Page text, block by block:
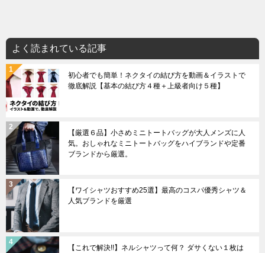
よく読まれている記事
初心者でも簡単！ネクタイの結び方を動画＆イラストで
徹底解説【基本の結び方４種＋上級者向け５種】
【厳選６品】小さめミニトートバッグが大人メンズに人
気。おしゃれなミニトートバッグをハイブランドや定番
ブランドから厳選。
【ワイシャツおすすめ25選】最高のコスパ優秀シャツ＆
人気ブランドを厳選
【これで解決!!】ネルシャツって何？ ダサくない１枚は